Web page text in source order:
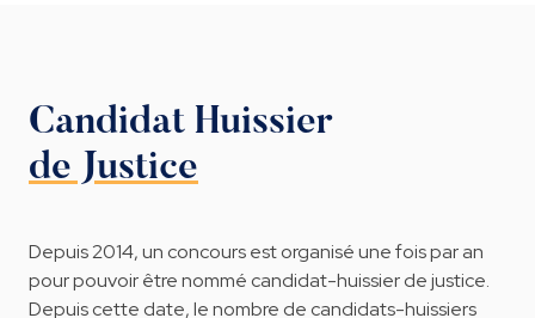
Candidat Huissier
de Justice
Depuis 2014, un concours est organisé une fois par an
pour pouvoir être nommé candidat-huissier de justice.
Depuis cette date, le nombre de candidats-huissiers